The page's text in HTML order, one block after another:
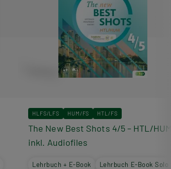
HLFS/LFS HUM/FS HTL/FS
The New Best Shots 4/5 – HTL/
inkl. Audiofiles
Lehrbuch + E-Book
Lehrbuch E-Book Solo